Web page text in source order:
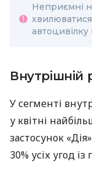
Неприємні
Внутрішній
У сегменті
у квітні
застосунок
30% усіх угод